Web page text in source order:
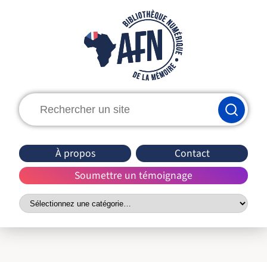
Rechercher
:
À propos
Contact
Soumettre un témoignage